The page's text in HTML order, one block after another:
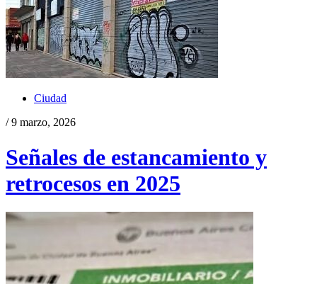
Ciudad
/ 9 marzo, 2026
Señales de estancamiento y
retrocesos en 2025